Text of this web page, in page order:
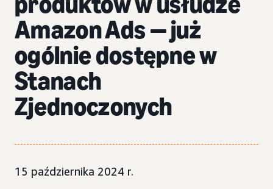
Amazon Ads— już
ogólnie dostępne w
Stanach
Zjednoczonych
15 października 2024 r.